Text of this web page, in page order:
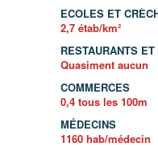
ECOLES ET
2,7 étab/km²
RESTAURANTS
Quasiment aucun
COMMERCES
0,4 tous les 100m
MÉDECINS
1160 hab/médecin